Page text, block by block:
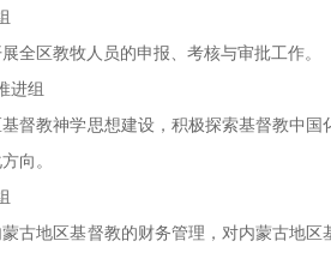
全区教牧人员的申报、考核与审批工作。
进组
督教神学思想建设，积极探索基督教中
向。
古地区基督教的财务管理，对内蒙古地